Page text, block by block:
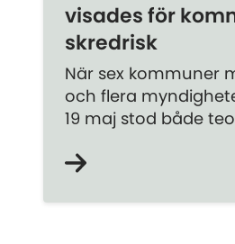
visades för
skredrisk
När sex kommuner
och flera
19 maj stod både
skredsäkrande